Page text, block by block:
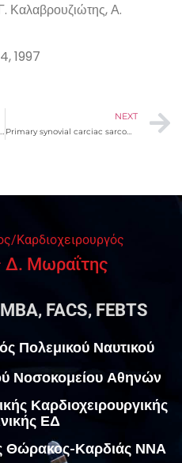
Καλαβρουζιώτης, Α.
1997
NEXT
Primary synovial carciac sarcoma: A rare cause of tamponade
Καρδιοχειρουργός
Δ. Μωραΐτης
FACS, FEBTS
Πολεμικού Ναυτικού
Νοσοκομείου Αθηνών
Καρδιοχειρουργικής
ΕΔ
Θώρακος-Καρδιάς ΝΝΑ